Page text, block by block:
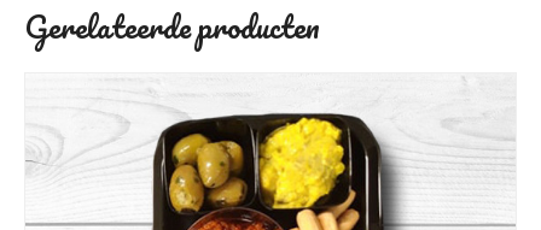
Gerelateerde producten